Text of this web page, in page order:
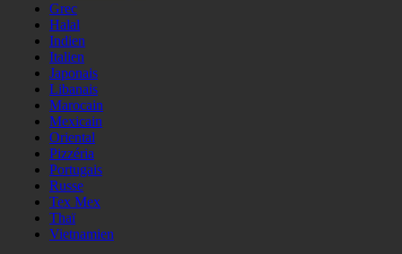
Grec
Halal
Indien
Italien
Japonais
Libanais
Marocain
Mexicain
Oriental
Pizzéria
Portugais
Russe
Tex Mex
Thaï
Vietnamien